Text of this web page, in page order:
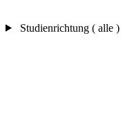
Studienrichtung ( alle )